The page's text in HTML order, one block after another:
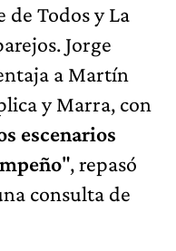
de Todos y La
Jorge
a Martín
y Marra, con
escenarios
", repasó
consulta de